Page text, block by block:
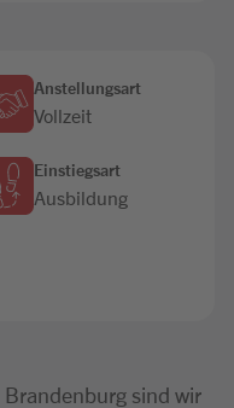
Anstellungsart
Vollzeit
Einstiegsart
Ausbildung
sind wir